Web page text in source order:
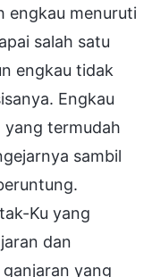
engkau menuruti
salah satu
engkau tidak
Engkau
yang termudah
sambil
Ku yang
dan
yang